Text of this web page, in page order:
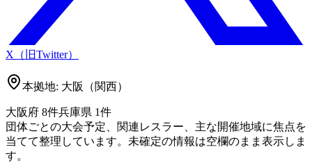
X（旧Twitter）
本拠地: 大阪（関西）
大阪府 8件兵庫県 1件
団体ごとの大会予定、関連レスラー、主な開催地域に焦点を
当てて整理しています。未確定の情報は空欄のまま表示しま
す。